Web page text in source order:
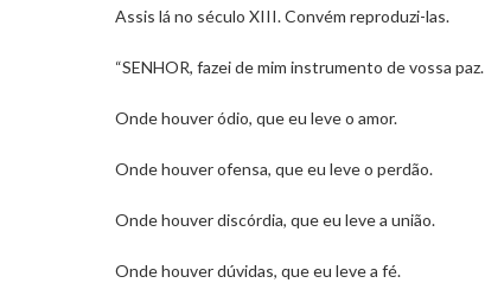
Assis lá no século XIII. Convém reproduzi-las.
“SENHOR, fazei de mim instrumento de vossa paz.
Onde houver ódio, que eu leve o amor.
Onde houver ofensa, que eu leve o perdão.
Onde houver discórdia, que eu leve a união.
Onde houver dúvidas, que eu leve a fé.